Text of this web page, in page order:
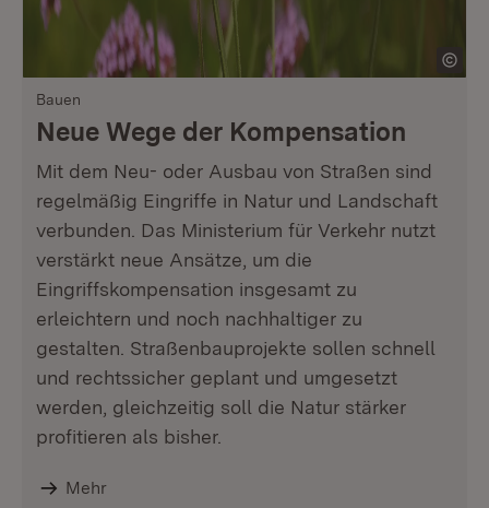
Bauen
Neue Wege der Kompensation
Mit dem Neu- oder Ausbau von Straßen sind
regelmäßig Eingriffe in Natur und Landschaft
verbunden. Das Ministerium für Verkehr nutzt
verstärkt neue Ansätze, um die
Eingriffskompensation insgesamt zu
erleichtern und noch nachhaltiger zu
gestalten. Straßenbauprojekte sollen schnell
und rechtssicher geplant und umgesetzt
werden, gleichzeitig soll die Natur stärker
profitieren als bisher.
Mehr